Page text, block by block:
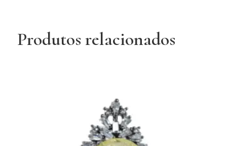
Produtos relacionados